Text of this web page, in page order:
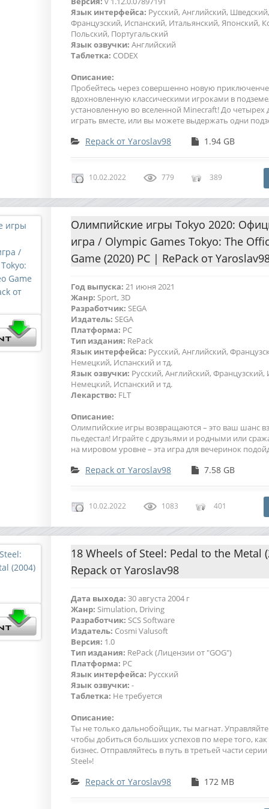
Язык интерфейса: Русский, Английский,
Французский, Испанский, Итальянский, Японский,
Польский, Португальский
Язык озвучки: Английский
Таблетка: CODEX
Описание:
Пробейтесь через совершенно новую
вдохновленную классическими игроками в
установленную во вселенной Minecraft! До четырех
играть вместе, или вы можете выдержать одни
Repack от Yaroslav98 1.94 GB
10.02.2022 779 389
Олимпийские игры Tokyo 2020:
игра / Olympic Games Tokyo: The
Game (2020) PC | RePack от
Год выпуска: 21 июня 2021
Жанр: Sport, 3D
Разработчик: SEGA
Издатель: SEGA
Платформа: PC
Тип издания: RePack
Язык интерфейса: Русский, Английский,
Немецкий, Испанский и тд.
Язык озвучки: Русский, Английский, Французский,
Немецкий, Испанский и тд.
Лекарство: FLT
Описание:
Олимпийские игры возвращаются – это ваш шанс
пьедестал! Играйте с друзьями и родными или
на мировом уровне – эта игра для вечеринок
Repack от Yaroslav98 7.58 GB
10.02.2022 1083 401
18 Wheels of Steel: Pedal to the Metal
Repack от Yaroslav98
Дата выхода: 30 августа 2004 г
Жанр: Simulation, Driving
Разработчик: SCS Software
Издатель: Cosmi Valusoft
Версия: 1.0
Тип издания: RePack (Лицензии от "GOG")
Платформа: PC
Язык интерфейса: Русский
Язык озвучки: -
Таблетка: Не требуется
Описание:
Ты не только дальнобойщик, ты магнат.
чтобы добиться больших успехов по мере того, как
бизнес. Отправляйтесь в путь в третьей части
Steel»!
Repack от Yaroslav98 172 MB